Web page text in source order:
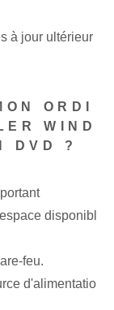
à jour ultérieur
ORDI
WIND
DVD ?
disponibl
feu.
d'alimentatio